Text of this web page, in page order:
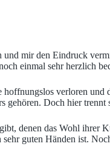
mir den Eindruck
einmal sehr herzlich
verloren und
gehören. Doch hier
denen das Wohl
guten Händen ist.